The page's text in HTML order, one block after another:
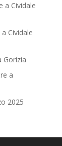
a Cividale
Cividale
Gorizia
a
2025